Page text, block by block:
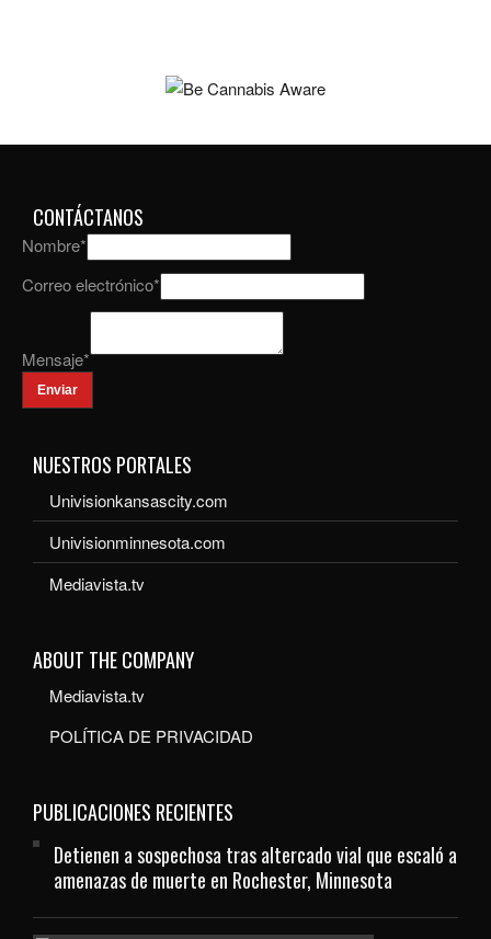
CONTÁCTANOS
Nombre*
Correo electrónico*
Mensaje*
Enviar
NUESTROS PORTALES
Univisionkansascity.com
Univisionminnesota.com
Mediavista.tv
ABOUT THE COMPANY
Mediavista.tv
POLÍTICA DE PRIVACIDAD
PUBLICACIONES RECIENTES
Detienen a sospechosa tras altercado vial que escaló a
amenazas de muerte en Rochester, Minnesota